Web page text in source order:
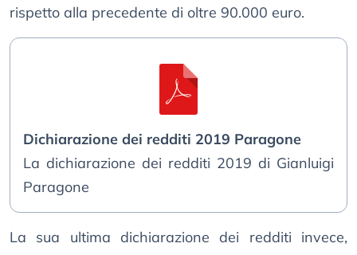
rispetto alla precedente di oltre 90.000 euro.
Dichiarazione dei redditi 2019 Paragone
La dichiarazione dei redditi 2019 di Gianluigi
Paragone
La sua ultima dichiarazione dei redditi invece,